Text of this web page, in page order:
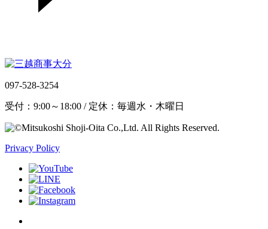
097-528-3254
受付：9:00～18:00 / 定休：毎週水・木曜日
Privacy Policy